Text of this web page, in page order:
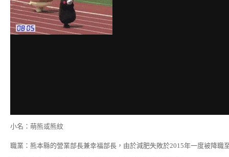
小名：萌熊或熊紋
職業：熊本縣的營業部長兼幸福部長，由於減肥失敗於2015年一度被降職